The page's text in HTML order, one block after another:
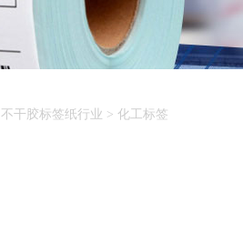
不干胶标签纸行业 > 化工标签